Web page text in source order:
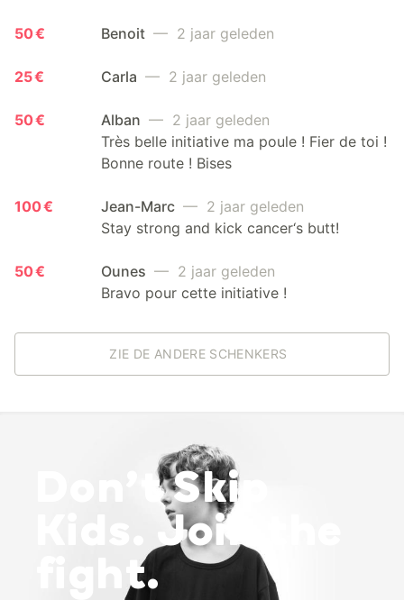
50 € Benoit — 2 jaar geleden
25 € Carla — 2 jaar geleden
50 € Alban — 2 jaar geleden
Très belle initiative ma poule ! Fier de toi !
Bonne route ! Bises
100 € Jean-Marc — 2 jaar geleden
Stay strong and kick cancer‘s butt!
50 € Ounes — 2 jaar geleden
Bravo pour cette initiative !
ZIE DE ANDERE SCHENKERS
Don’t Skip
Kids. Join the
fight.